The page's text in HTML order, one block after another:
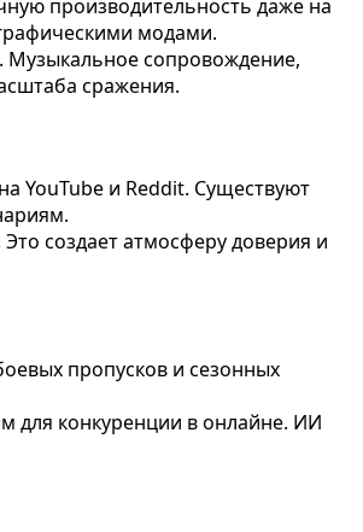
производительность даже на
модами.
Музыкальное сопровождение,
сражения.
YouTube и Reddit. Существуют
создает атмосферу доверия и
пропусков и сезонных
для конкуренции в онлайне. ИИ